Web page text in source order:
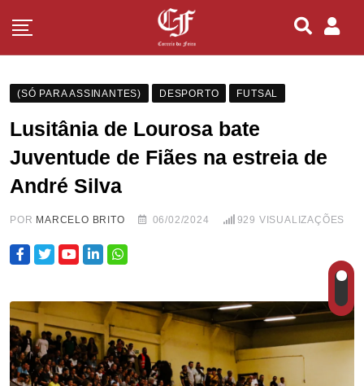
(SÓ PARA ASSINANTES) DESPORTO FUTSAL
Lusitânia de Lourosa bate
Juventude de Fiães na estreia de
André Silva
POR MARCELO BRITO 06/02/2024 929 VISUALIZAÇÕES